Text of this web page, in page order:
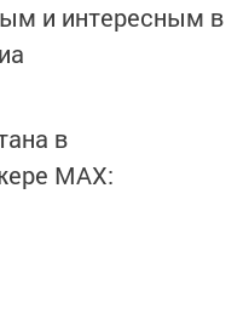
и интересным в
в
MАХ: